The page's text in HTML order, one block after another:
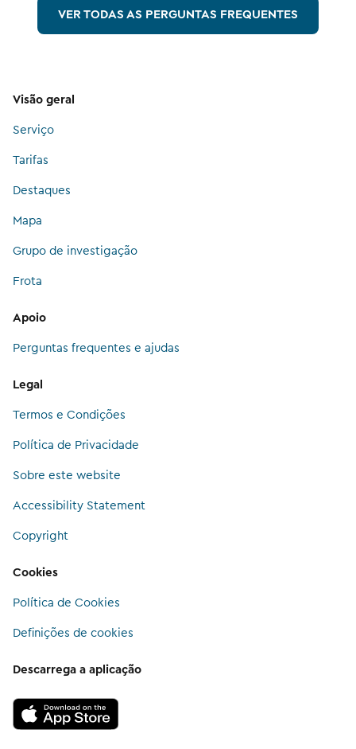
VER TODAS AS PERGUNTAS FREQUENTES
Visão geral
Serviço
Tarifas
Destaques
Mapa
Grupo de investigação
Frota
Apoio
Perguntas frequentes e ajudas
Legal
Termos e Condições
Política de Privacidade
Sobre este website
Accessibility Statement
Copyright
Cookies
Política de Cookies
Definições de cookies
Descarrega a aplicação